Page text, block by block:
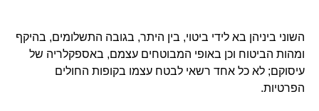
השוני ביניהן בא לידי ביטוי, בין היתר, בגובה התשלומים, בהיקף
ומהות הביטוח וכן באופי המבוטחים עצמם, באספקלריה של
עיסוקם; לא כל אחד רשאי לבטח עצמו בקופות החולים
הפרטיות.